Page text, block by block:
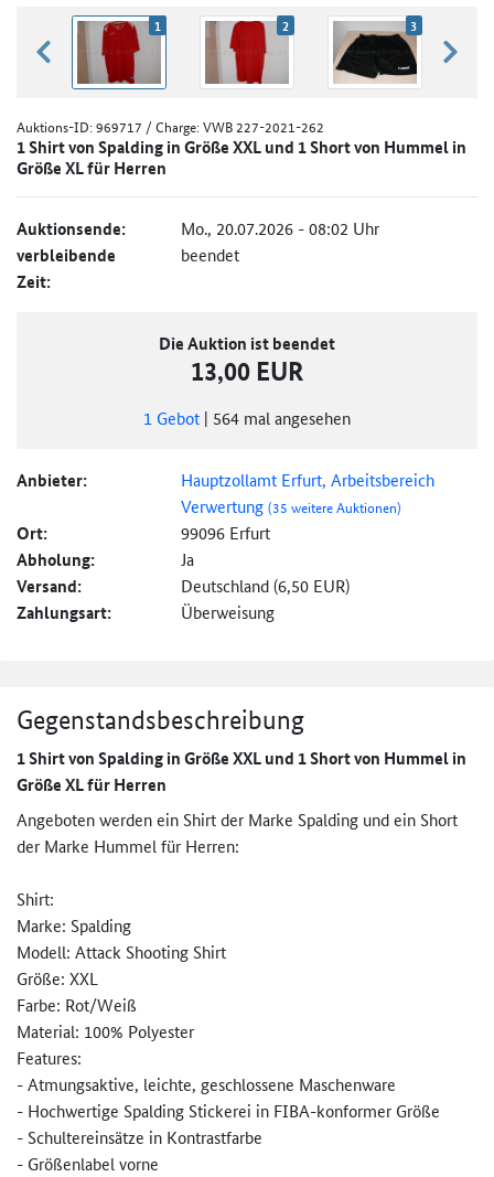
zurück blättern
1 2 3
Auktions-ID:969717 / Charge: VWB 227-2021-262
1 Shirt von Spalding in Größe XXL und 1 Short von Hummel in
Größe XL für Herren
Auktionsende: Mo., 20.07.2026 - 08:02 Uhr
verbleibende
Zeit:
beendet
Die Auktion ist beendet
13,00 EUR
1 Gebot | 564 mal angesehen
Anbieter:
Hauptzollamt Erfurt, Arbeitsbereich
Verwertung(35 weitere Auktionen)
Ort: 99096 Erfurt
Abholung: Ja
Versand: Deutschland (6,50 EUR)
Zahlungsart: Überweisung
Gegenstandsbeschreibung
1 Shirt von Spalding in Größe XXL und 1 Short von Hummel in
Größe XL für Herren
Angeboten werden ein Shirt der Marke Spalding und ein Short
der Marke Hummel für Herren:
Shirt:
Marke: Spalding
Modell: Attack Shooting Shirt
Größe: XXL
Farbe: Rot/Weiß
Material: 100% Polyester
Features:
- Atmungsaktive, leichte, geschlossene Maschenware
- Hochwertige Spalding Stickerei in FIBA-konformer Größe
- Schultereinsätze in Kontrastfarbe
- Größenlabel vorne